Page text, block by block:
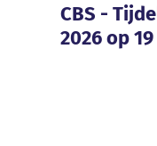
CBS -
CBS -
2026 op